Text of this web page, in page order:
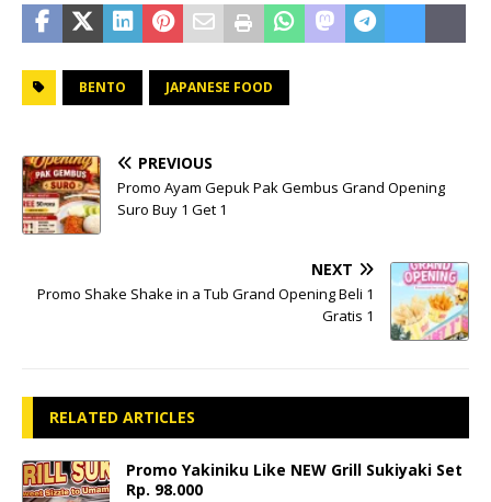
BENTO JAPANESE FOOD
PREVIOUS
Promo Ayam Gepuk Pak Gembus Grand Opening
Suro Buy 1 Get 1
NEXT
Promo Shake Shake in a Tub Grand Opening Beli 1
Gratis 1
RELATED ARTICLES
Promo Yakiniku Like NEW Grill Sukiyaki Set
Rp. 98.000